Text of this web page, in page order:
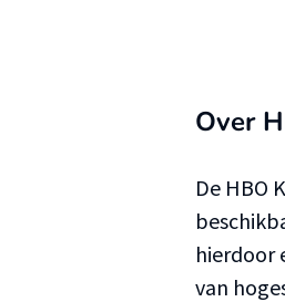
Over
De HBO
hierdoor
van